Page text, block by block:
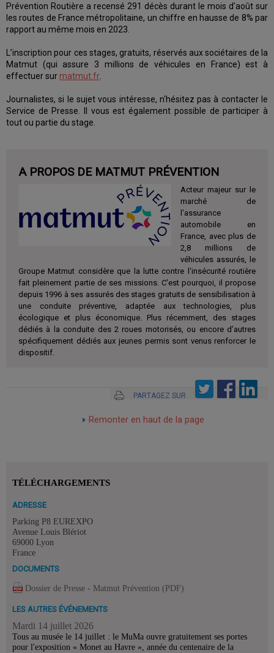
Prévention Routière a recensé 291 décès durant le mois d’août sur
les routes de France métropolitaine, un chiffre en hausse de 8% par
rapport au même mois en 2023.
L’inscription pour ces stages, gratuits, réservés aux sociétaires de la
Matmut (qui assure 3 millions de véhicules en France) est à
effectuer sur matmut.fr
Journalistes, si le sujet vous intéresse, n'hésitez pas à contacter le
Service de Presse. Il vous est également possible de participer à
tout ou partie du stage.
A PROPOS DE MATMUT PRÉVENTION
Acteur majeur sur le
marché de
l'assurance
automobile en
France, avec plus de
2,8 millions de
véhicules assurés, le
Groupe Matmut considère que la lutte contre l'insécurité routière
fait pleinement partie de ses missions. C'est pourquoi, il propose
depuis 1996 à ses assurés des stages gratuits de sensibilisation à
une conduite préventive, adaptée aux technologies, plus
écologique et plus économique. Plus récemment, des stages
dédiés à la conduite des 2 roues motorisés, ou encore d’autres
spécifiquement dédiés aux jeunes permis sont venus renforcer le
dispositif.
PARTAGEZ SUR
Remonter en haut de la page
TÉLÉCHARGEMENTS
ADRESSE
Parking P8 EUREXPO
Avenue Louis Blériot
69000 Lyon
France
DOCUMENTS
Dossier de Presse - Matmut Prévention (PDF)
LES AUTRES ÉVÉNEMENTS
Mardi 14 juillet 2026
Tous au musée le 14 juillet : le MuMa ouvre gratuitement ses portes
pour l'exposition « Monet au Havre », année du centenaire de la